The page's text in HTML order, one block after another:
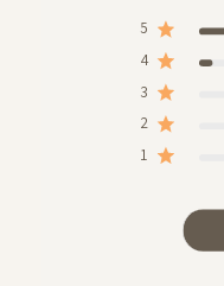
5
4
3
2
1